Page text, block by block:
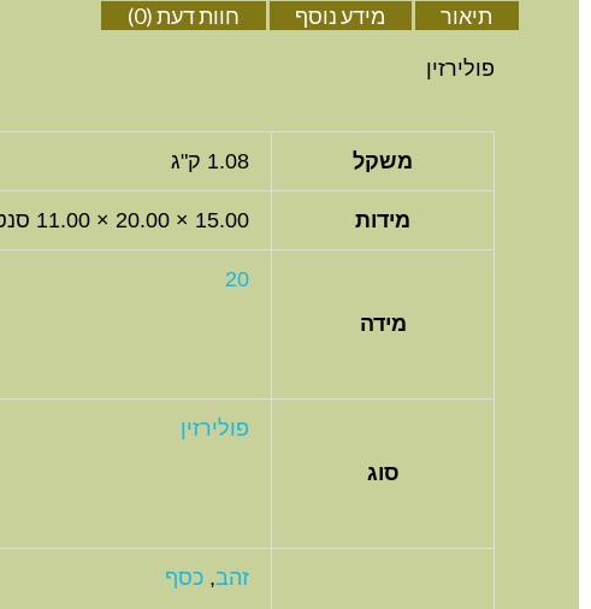
תיאור מידע נוסף חוות דעת (0)
פולירזין
משקל 1.08 ק"ג
מידות 15.00 × 20.00 × 11.00 סנטימטרים
מידה
20
סוג
פולירזין
זהב, כסף